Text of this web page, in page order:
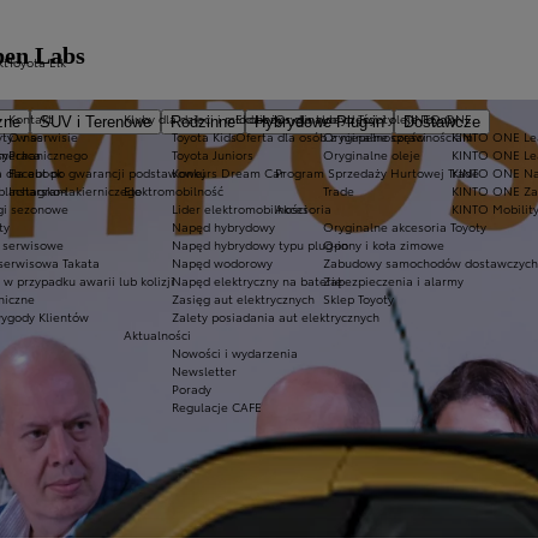
SUV i Terenowe Rodzinne Hybrydowe Plug-in
Dostawcze
Ekobonus dla hybryd Toyoty
Oferta dla osób z niepełnosprawnościami
Kluby dla dzieci i młodzieży
Toyota Kids
Toyota Juniors
Konkurs Dream Car
Elektromobilność
Lider elektromobilności
Napęd hybrydowy
Napęd hybrydowy typu plug-in
Napęd wodorowy
Napęd elektryczny na baterię
Zasięg aut elektrycznych
Zalety posiadania aut elektrycznych
Aktualności
Nowości i wydarzenia
Newsletter
Porady
Regulacje CAFE
KINTO ONE
KINTO ONE
KINTO ONE
KINTO ONE
KINTO ONE
KINTO Mobility
w serwisie
dla aut po gwarancji podstawowej
lakierniczego
sezonowe
serwisowe
Takata
w przypadku awarii lub kolizji
Klientów
Oryginalne części i oleje Toyoty
Oryginalne części
Oryginalne oleje
Program Sprzedaży Hurtowej Trade
Trade
Akcesoria
Oryginalne akcesoria Toyoty
Opony i koła zimowe
Zabudowy samochodów dostawczych
Zabezpieczenia i alarmy
Sklep Toyoty
Toyota Ełk
Kontakt
O nas
Praca
Facebook
Instagram
Labs